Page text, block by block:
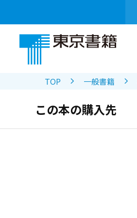
TOP 一般書籍
この本の購入先